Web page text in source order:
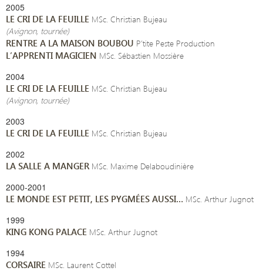
2005
LE CRI DE LA FEUILLE MSc. Christian Bujeau
(Avignon, tournée)
RENTRE A LA MAISON BOUBOU P’tite Peste Production
L’APPRENTI MAGICIEN MSc. Sébastien Mossière
2004
LE CRI DE LA FEUILLE MSc. Christian Bujeau
(Avignon, tournée)
2003
LE CRI DE LA FEUILLE MSc. Christian Bujeau
2002
LA SALLE A MANGER MSc. Maxime Delaboudinière
2000-2001
LE MONDE EST PETIT, LES PYGMÉES AUSSI… MSc. Arthur Jugnot
1999
KING KONG PALACE MSc. Arthur Jugnot
1994
CORSAIRE MSc. Laurent Cottel